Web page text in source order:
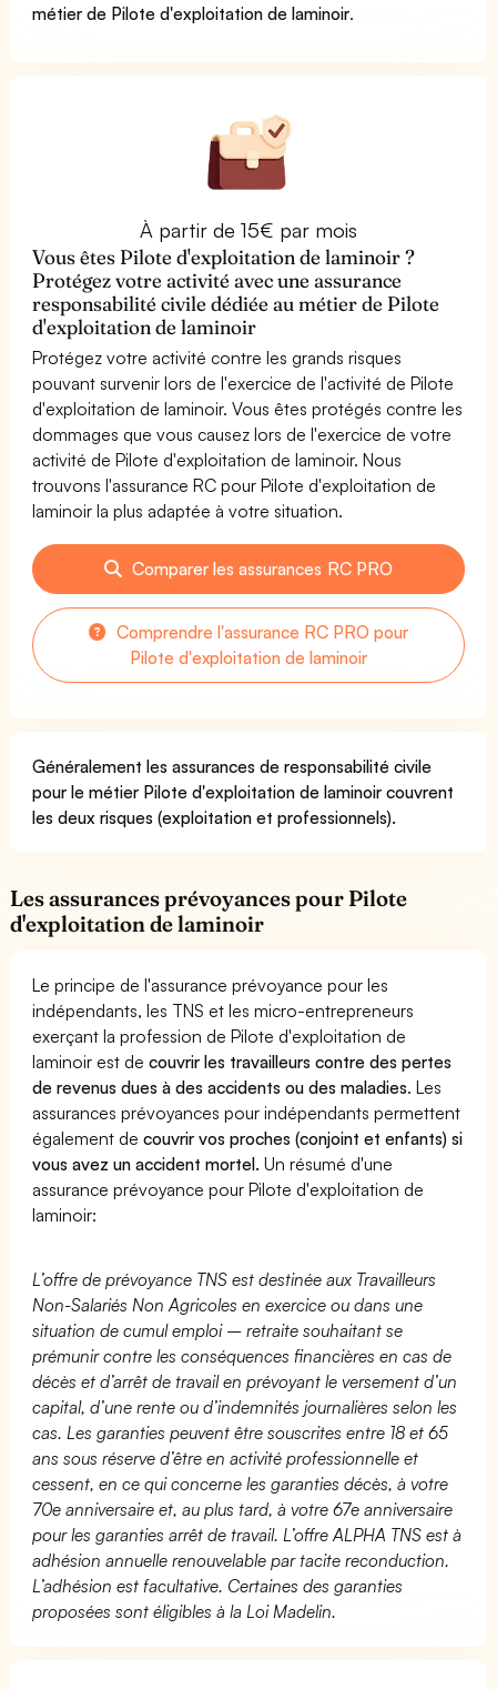
métier de Pilote d'exploitation de laminoir.
À partir de 15€ par mois
Vous êtes Pilote d'exploitation de laminoir ?
Protégez votre activité avec une assurance
responsabilité civile dédiée au métier de Pilote
d'exploitation de laminoir
Protégez votre activité contre les grands risques
pouvant survenir lors de l'exercice de l'activité de Pilote
d'exploitation de laminoir. Vous êtes protégés contre les
dommages que vous causez lors de l'exercice de votre
activité de Pilote d'exploitation de laminoir. Nous
trouvons l'assurance RC pour Pilote d'exploitation de
laminoir la plus adaptée à votre situation.
Comparer les assurances RC PRO
Comprendre l'assurance RC PRO pour
Pilote d'exploitation de laminoir
Généralement les assurances de responsabilité civile
pour le métier Pilote d'exploitation de laminoir couvrent
les deux risques (exploitation et professionnels).
Les assurances prévoyances pour Pilote
d'exploitation de laminoir
Le principe de l'assurance prévoyance pour les
indépendants, les TNS et les micro-entrepreneurs
exerçant la profession de Pilote d'exploitation de
laminoir est decouvrir les travailleurs contre des pertes
de revenus dues à des accidents ou des maladies. Les
assurances prévoyances pour indépendants permettent
également decouvrir vos proches (conjoint et enfants) si
vous avez un accident mortel. Un résumé d'une
assurance prévoyance pour Pilote d'exploitation de
laminoir:
L’offre de prévoyance TNS est destinée aux Travailleurs
Non-Salariés Non Agricoles en exercice ou dans une
situation de cumul emploi – retraite souhaitant se
prémunir contre les conséquences financières en cas de
décès et d’arrêt de travail en prévoyant le versement d’un
capital, d’une rente ou d’indemnités journalières selon les
cas. Les garanties peuvent être souscrites entre 18 et 65
ans sous réserve d’être en activité professionnelle et
cessent, en ce qui concerne les garanties décès, à votre
70e anniversaire et, au plus tard, à votre 67e anniversaire
pour les garanties arrêt de travail. L’offre ALPHA TNS est à
adhésion annuelle renouvelable par tacite reconduction.
L’adhésion est facultative. Certaines des garanties
proposées sont éligibles à la Loi Madelin.